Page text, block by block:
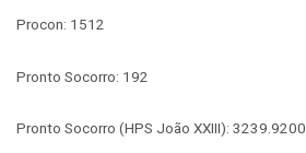
Procon: 1512
Pronto Socorro: 192
Pronto Socorro (HPS João XXIII): 3239.9200